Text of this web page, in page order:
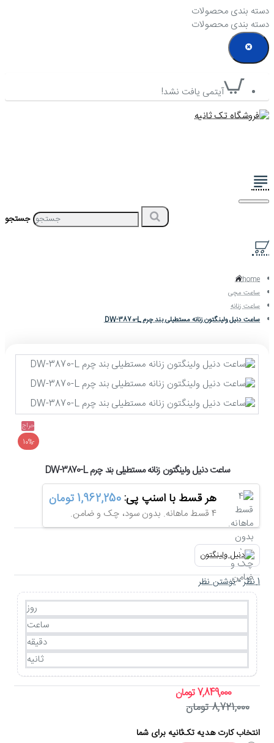
دسته بندی محصولات
دسته بندی محصولات
آیتمی یافت نشد!
جستجو
home
ساعت مچی
ساعت زنانه
ساعت دنیل ولینگتون زنانه مستطیلی بند چرم DW-3870-L
حراج
-10%
ساعت دنیل ولینگتون زنانه مستطیلی بند چرم DW-3870-L
هر قسط با اسنپ پی:1,962,250 تومان
4 قسط ماهانه. بدون سود، چک و ضامن.
1 نظر -نوشتن نظر
روز
ساعت
دقیقه
ثانیه
7,849,000 تومان
8,721,000 تومان
انتخاب کارت هدیه تک‌ثانیه برای شما